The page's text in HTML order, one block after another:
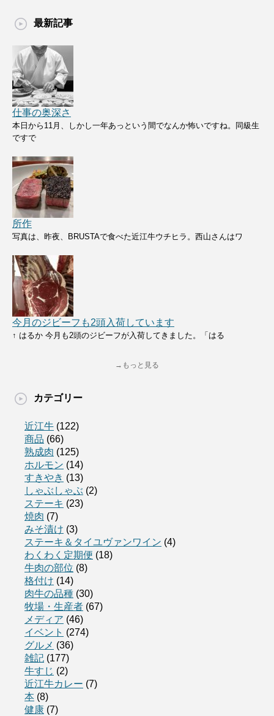
最新記事
仕事の奥深さ
本日から11月、しかし一年あっという間でなんか怖いですね。同級生
ですで
所作
写真は、昨夜、BRUSTAで食べた近江牛ウチヒラ。西山さんはワ
今月のジビーフも2頭入荷しています
↑ はるか 今月も2頭のジビーフが入荷してきました。「はる
→もっと見る
カテゴリー
近江牛 (122)
商品 (66)
熟成肉 (125)
ホルモン (14)
すきやき (13)
しゃぶしゃぶ (2)
ステーキ (23)
焼肉 (7)
みそ漬け (3)
ステーキ＆タイユヴァンワイン (4)
わくわく定期便 (18)
牛肉の部位 (8)
格付け (14)
肉牛の品種 (30)
牧場・生産者 (67)
メディア (46)
イベント (274)
グルメ (36)
雑記 (177)
牛すじ (2)
近江牛カレー (7)
本 (8)
健康 (7)